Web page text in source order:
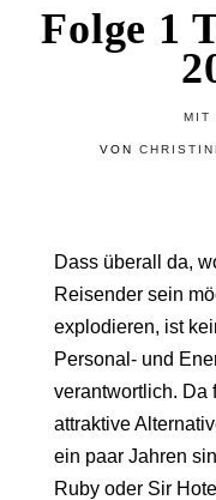
Folge 1
VON
Dass überall da,
Reisender sein
explodieren, ist
Personal- und
verantwortlich. Da
attraktive
ein paar Jahren
Ruby oder Sir